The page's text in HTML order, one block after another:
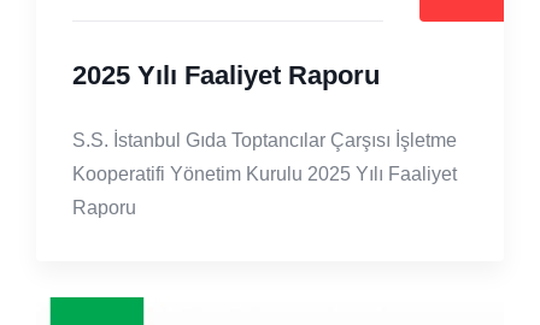
2025 Yılı Faaliyet Raporu
S.S. İstanbul Gıda Toptancılar Çarşısı İşletme
Kooperatifi Yönetim Kurulu 2025 Yılı Faaliyet
Raporu